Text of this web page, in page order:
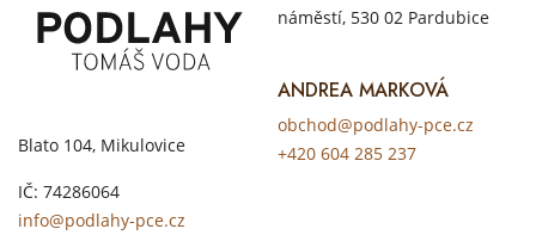
Blato 104, Mikulovice
IČ: 74286064
info@podlahy-pce.cz
náměstí, 530 02 Pardubice
ANDREA MARKOVÁ
obchod@podlahy-pce.cz
+420 604 285 237